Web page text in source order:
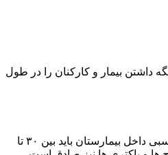
داشتن بیمار و کارکنان را در طول
در بیمارستان ها، درجه حرارت اهمیت زیادی دارد، اما حفظ سطح مناسب رطوبت نیز می تواند به همان اندازه مهم باشد. در بیشتر مواقع، بسته به نیاز بیمارستان، رطوبت نسبی داخل بیمارستان باید بین ۳۰ تا